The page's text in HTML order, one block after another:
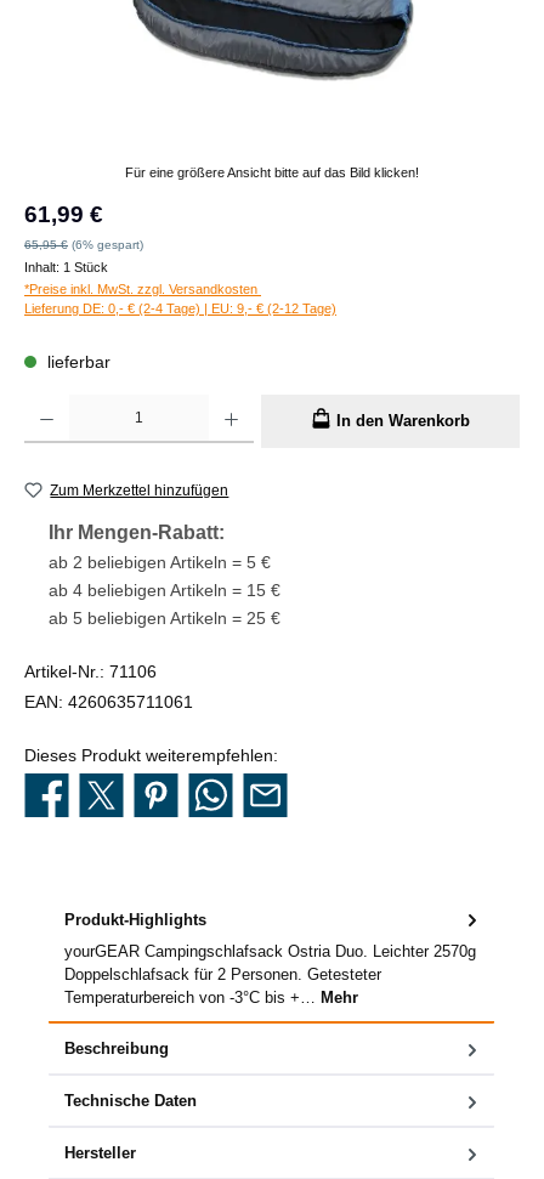
Für eine größere Ansicht bitte auf das Bild klicken!
Verkaufspreis:
61,99 €
Regulärer Preis:
65,95 € (6% gespart)
Inhalt: 1 Stück
*Preise inkl. MwSt. zzgl. Versandkosten
Lieferung DE: 0,- € (2-4 Tage) | EU: 9,- € (2-12 Tage)
lieferbar
In den Warenkorb
Zum Merkzettel hinzufügen
Ihr Mengen-Rabatt:
ab 2 beliebigen Artikeln = 5 €
ab 4 beliebigen Artikeln = 15 €
ab 5 beliebigen Artikeln = 25 €
Artikel-Nr.: 71106
EAN: 4260635711061
Dieses Produkt weiterempfehlen:
Produkt-Highlights
yourGEAR Campingschlafsack Ostria Duo. Leichter 2570g
Doppelschlafsack für 2 Personen. Getesteter
Temperaturbereich von -3°C bis +… Mehr
Beschreibung
Technische Daten
Hersteller